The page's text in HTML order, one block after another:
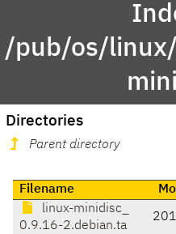
/pub/os/
Directories
Parent directory
Filename
linux-minidisc_
0.9.16-2.debian.ta